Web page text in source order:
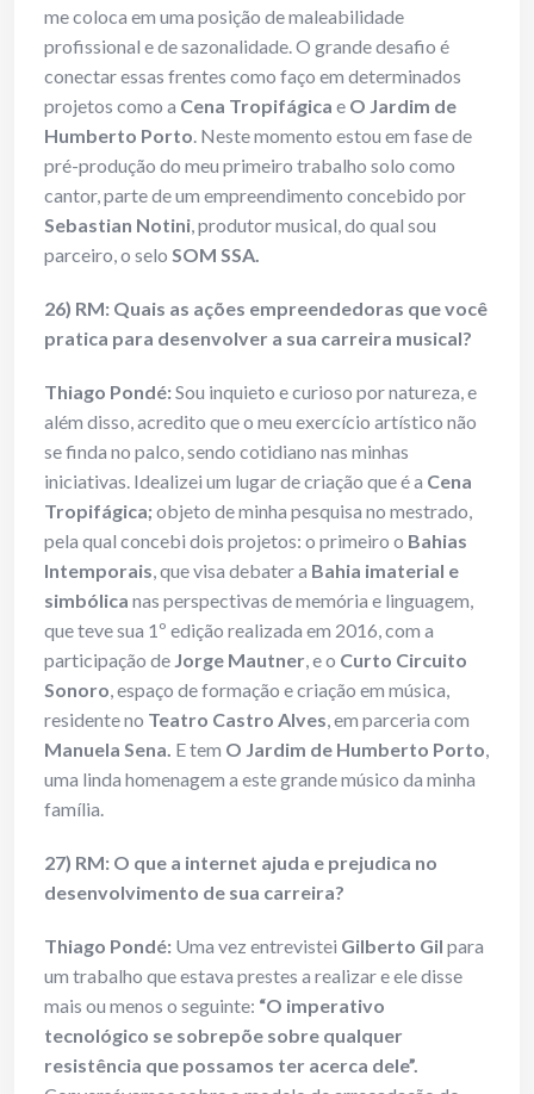
me coloca em uma posição de maleabilidade
profissional e de sazonalidade. O grande desafio é
conectar essas frentes como faço em determinados
projetos como a Cena Tropifágica e O Jardim de
Humberto Porto. Neste momento estou em fase de
pré-produção do meu primeiro trabalho solo como
cantor, parte de um empreendimento concebido por
Sebastian Notini, produtor musical, do qual sou
parceiro, o selo SOM SSA.
26) RM: Quais as ações empreendedoras que você
pratica para desenvolver a sua carreira musical?
Thiago Pondé:Sou inquieto e curioso por natureza, e
além disso, acredito que o meu exercício artístico não
se finda no palco, sendo cotidiano nas minhas
iniciativas. Idealizei um lugar de criação que é a Cena
Tropifágica;objeto de minha pesquisa no mestrado,
pela qual concebi dois projetos: o primeiro o Bahias
Intemporais, que visa debater a Bahia imaterial e
simbólica nas perspectivas de memória e linguagem,
que teve sua 1º edição realizada em 2016, com a
participação de Jorge Mautner, e o Curto Circuito
Sonoro, espaço de formação e criação em música,
residente no Teatro Castro Alves, em parceria com
Manuela Sena. E tem O Jardim de Humberto Porto,
uma linda homenagem a este grande músico da minha
família.
27) RM: O que a internet ajuda e prejudica no
desenvolvimento de sua carreira?
Thiago Pondé: Uma vez entrevistei Gilberto Gil para
um trabalho que estava prestes a realizar e ele disse
mais ou menos o seguinte: “O imperativo
tecnológico se sobrepõe sobre qualquer
resistência que possamos ter acerca dele”.